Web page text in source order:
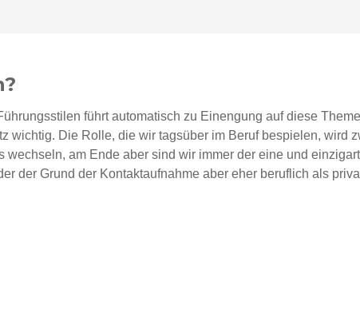
führt automatisch zu Einengung auf diese
wichtig. Die Rolle, die wir tagsüber im Beruf bespielen, wird
am Ende aber sind wir immer der eine und
der Grund der Kontaktaufnahme aber eher beruflich als